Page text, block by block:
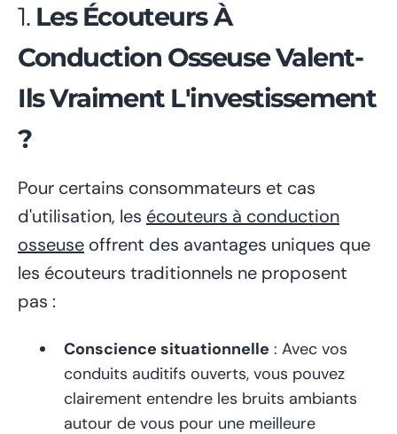
1. Les Écouteurs À
Conduction Osseuse Valent-
Ils Vraiment L'investissement
?
Pour certains consommateurs et cas
d'utilisation, les écouteurs à conduction
osseuse offrent des avantages uniques que
les écouteurs traditionnels ne proposent
pas :
Conscience situationnelle : Avec vos
conduits auditifs ouverts, vous pouvez
clairement entendre les bruits ambiants
autour de vous pour une meilleure